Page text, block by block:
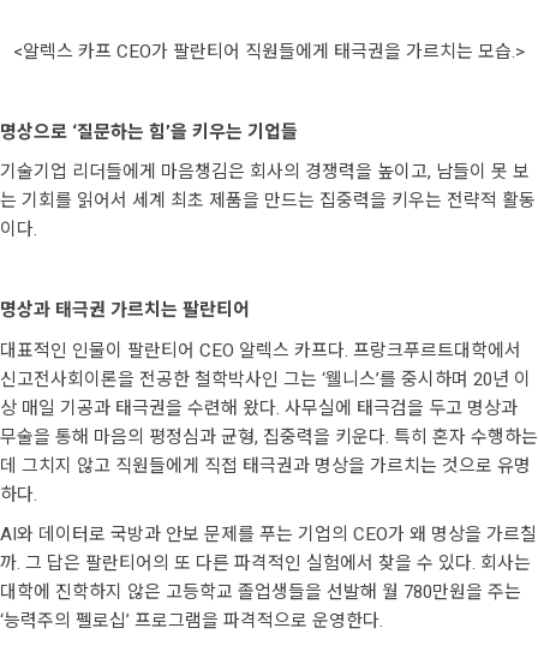
<알렉스 카프 CEO가 팔란티어 직원들에게 태극권을 가르치는 모습.>
명상으로 ‘질문하는 힘’을 키우는 기업들
기술기업 리더들에게 마음챙김은 회사의 경쟁력을 높이고, 남들이 못 보
는 기회를 읽어서 세계 최초 제품을 만드는 집중력을 키우는 전략적 활동
이다.
명상과 태극권 가르치는 팔란티어
대표적인 인물이 팔란티어 CEO 알렉스 카프다. 프랑크푸르트대학에서
신고전사회이론을 전공한 철학박사인 그는 ‘웰니스’를 중시하며 20년 이
상 매일 기공과 태극권을 수련해 왔다. 사무실에 태극검을 두고 명상과
무술을 통해 마음의 평정심과 균형, 집중력을 키운다. 특히 혼자 수행하는
데 그치지 않고 직원들에게 직접 태극권과 명상을 가르치는 것으로 유명
하다.
AI와 데이터로 국방과 안보 문제를 푸는 기업의 CEO가 왜 명상을 가르칠
까. 그 답은 팔란티어의 또 다른 파격적인 실험에서 찾을 수 있다. 회사는
대학에 진학하지 않은 고등학교 졸업생들을 선발해 월 780만원을 주는
‘능력주의 펠로십’ 프로그램을 파격적으로 운영한다.